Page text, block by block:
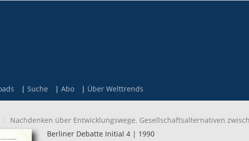
Suche Abo Über Welttrends
Nachdenken über Entwicklungswege. Gesellschaftsalternativen
Berliner Debatte Initial 4 | 1990